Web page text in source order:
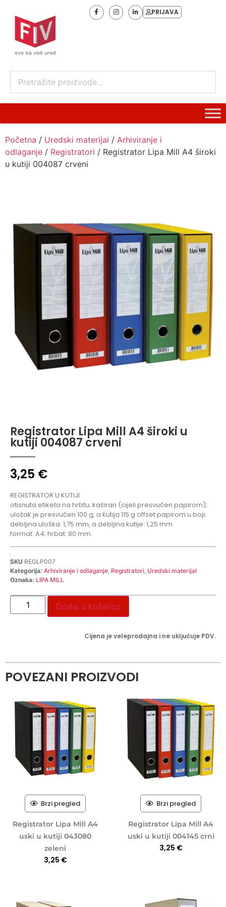
PRIJAVA
Početna / Uredski materijal / Arhiviranje i
odlaganje / Registratori / Registrator Lipa Mill A4 široki
u kutiji 004087 crveni
Registrator Lipa Mill A4 široki u
kutiji 004087 crveni
3,25 €
REGISTRATOR U KUTIJI
otisnuta etiketa na hrbtu; kaširan (cijeli presvučen papirom);
uložak je presvučen 100 g, a kutija 115 g offset papirom u boji;
debljina uloška: 1,75 mm, a debljina kutije: 1,25 mm
format: A4; hrbat: 80 mm
SKU REGLP007
Kategorija: Arhiviranje i odlaganje Registratori Uredski materijal
Oznaka: LIPA MILL
Dodaj u košaricu
Cijena je veleprodajna i ne uključuje PDV.
POVEZANI PROIZVODI
Brzi pregled
Registrator Lipa Mill A4
uski u kutiji 043080
zeleni
3,25 €
Brzi pregled
Registrator Lipa Mill A4
uski u kutiji 004145 crni
3,25 €